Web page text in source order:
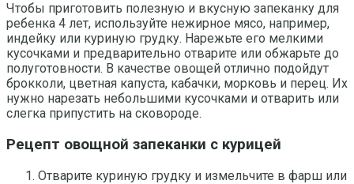
Чтобы приготовить полезную и вкусную запеканку для
ребенка 4 лет, используйте нежирное мясо, например,
индейку или куриную грудку. Нарежьте его мелкими
кусочками и предварительно отварите или обжарьте до
полуготовности. В качестве овощей отлично подойдут
брокколи, цветная капуста, кабачки, морковь и перец. Их
нужно нарезать небольшими кусочками и отварить или
слегка припустить на сковороде.
Рецепт овощной запеканки с курицей
Отварите куриную грудку и измельчите в фарш или